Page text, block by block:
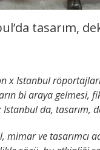
tasarım,
Istanbul
bi araya gelmesi,
Istanbul da, tasarım,
mimar ve tasarımcı